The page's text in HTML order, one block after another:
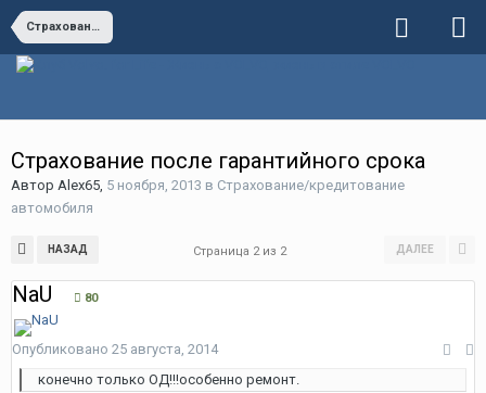
Страхование/кредитование автомобиля
Страхование после гарантийного срока
Автор Alex65, 5 ноября, 2013 в Страхование/кредитование
автомобиля
НАЗАД ДАЛЕЕ
Страница 2 из 2
NaU 80
Опубликовано 25 августа, 2014
конечно только ОД!!!особенно ремонт.